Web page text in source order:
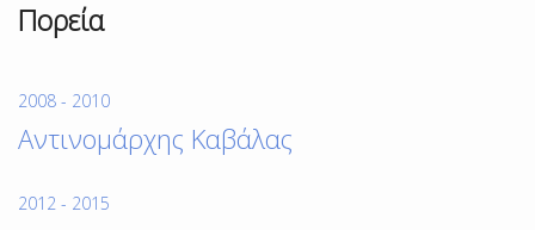
Πορεία
2008 - 2010
Αντινομάρχης Καβάλας
2012 - 2015